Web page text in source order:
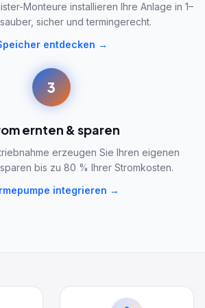
Monteure installieren Ihre Anlage in 1–
sicher und termingerecht.
entdecken →
3
ernten & sparen
erzeugen Sie Ihren eigenen
bis zu 80 % Ihrer Stromkosten.
integrieren →